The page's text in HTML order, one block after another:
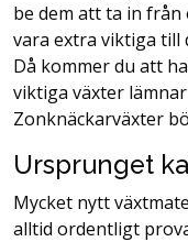
be dem att ta in
vara extra viktiga till
Då kommer du att
viktiga växter
Zonknäckarväxter
Ursprunget
Mycket nytt
alltid ordentligt